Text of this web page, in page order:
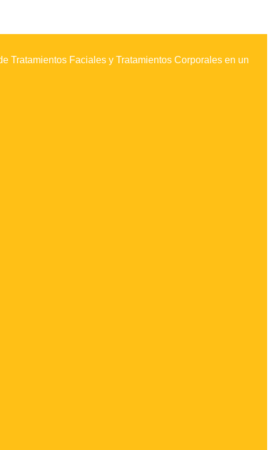
Tratamientos Faciales y Tratamientos Corporales en un